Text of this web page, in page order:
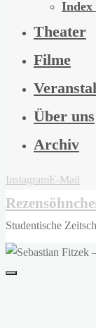
Index
Theater
Filme
Über uns
Archiv
InstagramE-Mail
Studentische